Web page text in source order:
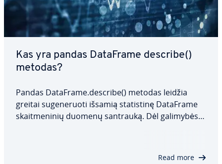
Kas yra pandas DataFrame describe()
metodas?
Pandas DataFrame.describe() metodas leidžia
greitai su­ge­ne­ruo­ti išsamią sta­tis­ti­nę DataFrame
skait­me­ni­nių duomenų santrauką. Dėl galimybės
Read more